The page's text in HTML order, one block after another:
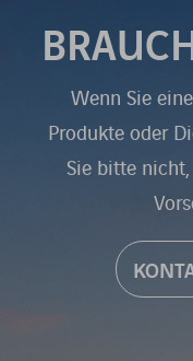
Wenn Sie
Produkte oder
Sie bitte